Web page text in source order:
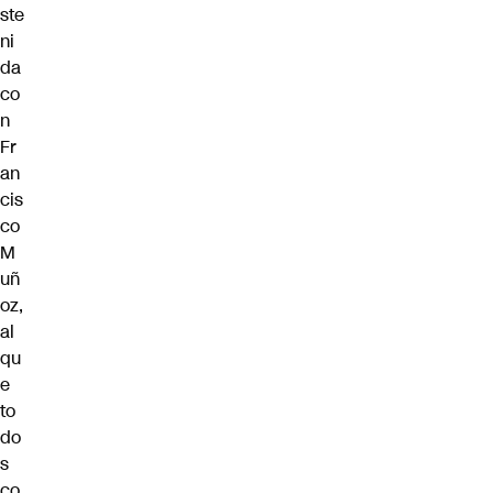
ste
ni
da
co
n
Fr
an
cis
co
M
uñ
oz,
al
qu
e
to
do
s